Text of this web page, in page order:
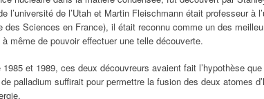
l’université de l’Utah et Martin Fleischmann était professeur à
des Sciences en France), il était reconnu comme un des
même de pouvoir effectuer une telle découverte.
et 1989, ces deux découvreurs avaient fait l’hypothèse
palladium suffirait pour permettre la fusion des deux atomes